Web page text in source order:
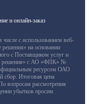
и онлайн-заказ
с использованием веб-
на основании
с Поставщиком услуг и
решения» с АО «ФПК» №
ресурсом ОАО
сбор. Итоговая цена
вопросам рассмотрения
убытков просим